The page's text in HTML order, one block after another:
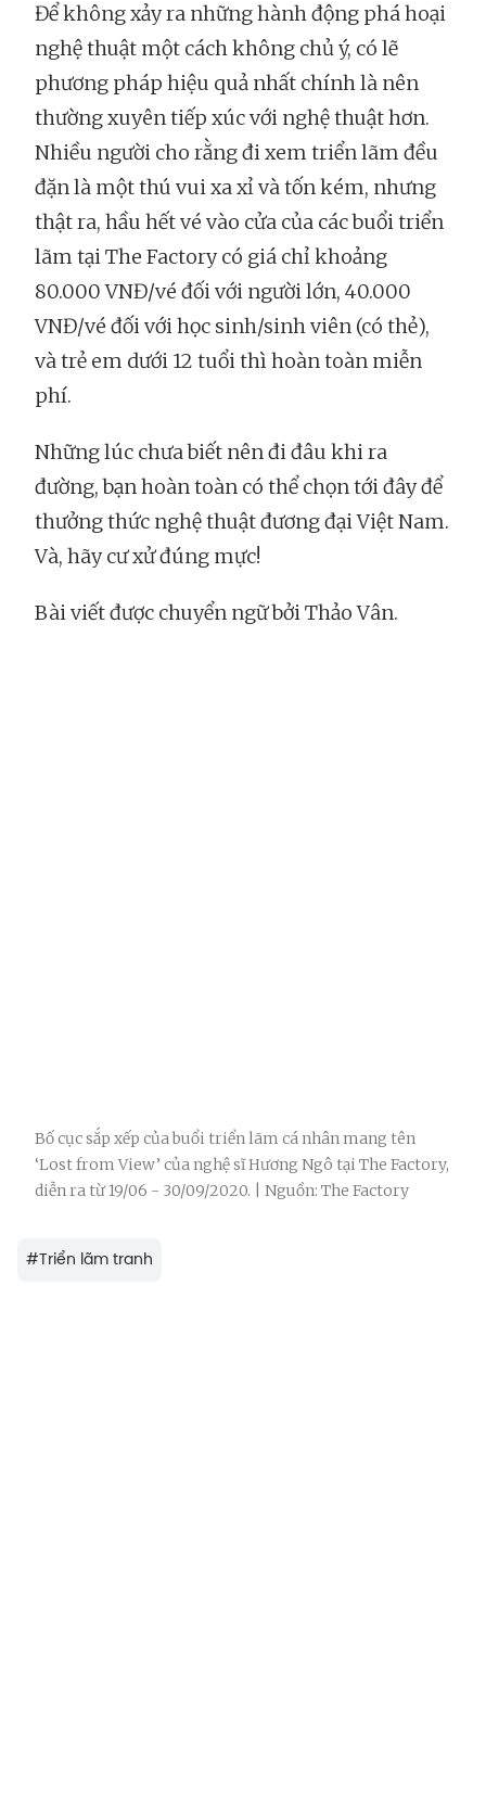
Để không xảy ra những hành động phá hoại
nghệ thuật một cách không chủ ý, có lẽ
phương pháp hiệu quả nhất chính là nên
thường xuyên tiếp xúc với nghệ thuật hơn.
Nhiều người cho rằng đi xem triển lãm đều
đặn là một thú vui xa xỉ và tốn kém, nhưng
thật ra, hầu hết vé vào cửa của các buổi triển
lãm tại The Factory có giá chỉ khoảng
80.000 VNĐ/vé đối với người lớn, 40.000
VNĐ/vé đối với học sinh/sinh viên (có thẻ),
và trẻ em dưới 12 tuổi thì hoàn toàn miễn
phí.
Những lúc chưa biết nên đi đâu khi ra
đường, bạn hoàn toàn có thể chọn tới đây để
thưởng thức nghệ thuật đương đại Việt Nam.
Và, hãy cư xử đúng mực!
Bài viết được chuyển ngữ bởi Thảo Vân.
Bố cục sắp xếp của buổi triển lãm cá nhân mang tên
‘Lost from View’ của nghệ sĩ Hương Ngô tại The Factory,
diễn ra từ 19/06 - 30/09/2020. | Nguồn: The Factory
#Triển lãm tranh